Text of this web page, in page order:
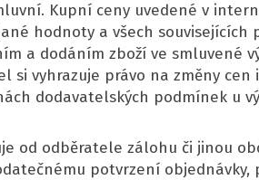
Kupní ceny uvedené v
hodnoty a všech
a dodáním zboží ve smluvené
si vyhrazuje právo na změny
dodavatelských podmínek u
od odběratele zálohu či jinou
potvrzení